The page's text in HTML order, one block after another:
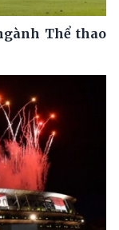
Thể thao